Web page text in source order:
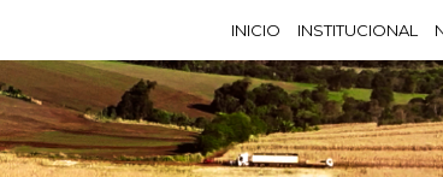
INICIO INSTITUCIONAL